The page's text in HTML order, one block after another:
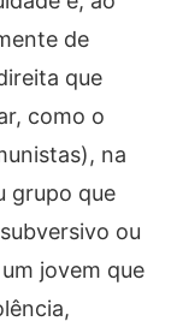
de
que
como o
na
grupo que
ou
jovem que